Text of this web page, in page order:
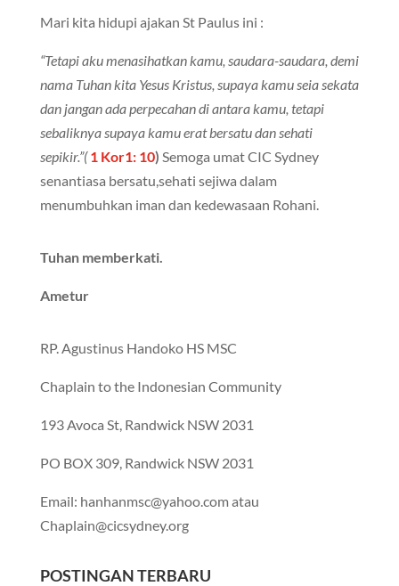
Mari kita hidupi ajakan St Paulus ini :
“Tetapi aku menasihatkan kamu, saudara-saudara, demi
nama Tuhan kita Yesus Kristus, supaya kamu seia sekata
dan jangan ada perpecahan di antara kamu, tetapi
sebaliknya supaya kamu erat bersatu dan sehati
sepikir.”(1 Kor1: 10) Semoga umat CIC Sydney
senantiasa bersatu,sehati sejiwa dalam
menumbuhkan iman dan kedewasaan Rohani.
Tuhan memberkati.
Ametur
RP. Agustinus Handoko HS MSC
Chaplain to the Indonesian Community
193 Avoca St, Randwick NSW 2031
PO BOX 309, Randwick NSW 2031
Email: hanhanmsc@yahoo.com atau
Chaplain@cicsydney.org
POSTINGAN TERBARU